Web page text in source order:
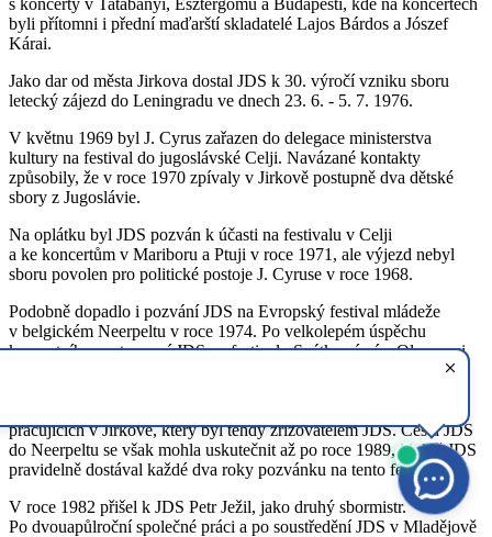
s koncerty v Tatabányi, Esztergomu a Budapešti, kde na koncertech
byli přítomni i přední maďarští skladatelé Lajos Bárdos a Jószef
Kárai.
Jako dar od města Jirkova dostal JDS k 30. výročí vzniku sboru
letecký zájezd do Leningradu ve dnech 23. 6. - 5. 7. 1976.
V květnu 1969 byl J. Cyrus zařazen do delegace ministerstva
kultury na festival do jugoslávské Celji. Navázané kontakty
způsobily, že v roce 1970 zpívaly v Jirkově postupně dva dětské
sbory z Jugoslávie.
Na oplátku byl JDS pozván k účasti na festivalu v Celji
a ke koncertům v Mariboru a Ptuji v roce 1971, ale výjezd nebyl
sboru povolen pro politické postoje J. Cyruse v roce 1968.
Podobně dopadlo i pozvání JDS na Evropský festival mládeže
v belgickém Neerpeltu v roce 1974. Po velkolepém úspěchu
koncertního vystoupení JDS na festivalu Svátky písní v Olomouci
pracujících v Jirkově, který byl tehdy zřizovatelem JDS. Cesta JDS
do Neerpeltu se však mohla uskutečnit až po roce 1989, i když JDS
pravidelně dostával každé dva roky pozvánku na tento festival.
V roce 1982 přišel k JDS Petr Ježil, jako druhý sbormistr.
Po dvouapůlroční společné práci a po soustředění JDS v Mladějově